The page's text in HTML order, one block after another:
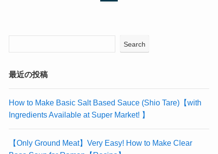
Search
最近の投稿
How to Make Basic Salt Based Sauce (Shio Tare)【with
Ingredients Available at Super Market! 】
【Only Ground Meat】Very Easy! How to Make Clear